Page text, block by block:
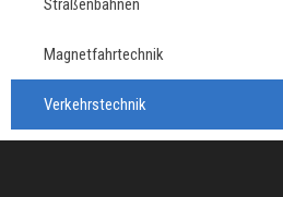
Straßenbahnen
Magnetfahrtechnik
Verkehrstechnik